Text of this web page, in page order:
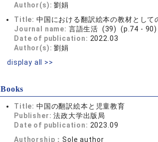
Author(s):劉娟
Title: 中国における翻訳絵本の教材とし
Journal name: 言語生活 (39) (p.74 - 90)
Date of publication: 2022.03
Author(s):劉娟
display all >>
Books
Title: 中国の翻訳絵本と児童教育
Publisher:法政大学出版局
Date of publication: 2023.09
Authorship：Sole author